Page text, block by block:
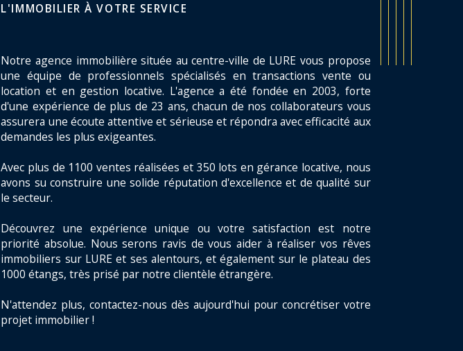
L'IMMOBILIER À VOTRE SERVICE
Notre agence immobilière située au centre-ville de LURE vous propose
une équipe de professionnels spécialisés en transactions vente ou
location et en gestion locative. L'agence a été fondée en 2003, forte
d'une expérience de plus de 23 ans, chacun de nos collaborateurs vous
assurera une écoute attentive et sérieuse et répondra avec efficacité aux
demandes les plus exigeantes.
Avec plus de 1100 ventes réalisées et 350 lots en gérance locative, nous
avons su construire une solide réputation d'excellence et de qualité sur
le secteur.
Découvrez une expérience unique ou votre satisfaction est notre
priorité absolue. Nous serons ravis de vous aider à réaliser vos rêves
immobiliers sur LURE et ses alentours, et également sur le plateau des
1000 étangs, très prisé par notre clientèle étrangère.
N'attendez plus, contactez-nous dès aujourd'hui pour concrétiser votre
projet immobilier !